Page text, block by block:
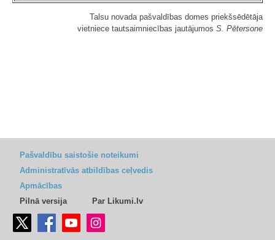
Talsu novada pašvaldības domes priekšsēdētāja
vietniece tautsaimniecības jautājumos S. Pētersone
Pašvaldību saistošie noteikumi
Administratīvās atbildības ceļvedis
Apmācības
Pilnā versija
Par Likumi.lv